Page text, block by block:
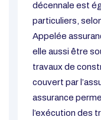
décennale est
particuliers,
Appelée
elle aussi être
travaux de
couvert par
assurance
l’exécution des